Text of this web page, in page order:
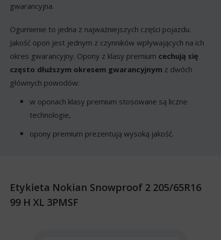
gwarancyjna.
Ogumienie to jedna z najważniejszych części pojazdu.
Jakość opon jest jednym z czynników wpływających na ich
okres gwarancyjny. Opony z klasy premium cechują się
często dłuższym okresem gwarancyjnym z dwóch
głównych powodów:
w oponach klasy premium stosowane są liczne
technologie,
opony premium prezentują wysoką jakość.
Etykieta Nokian Snowproof 2 205/65R16
99 H XL 3PMSF